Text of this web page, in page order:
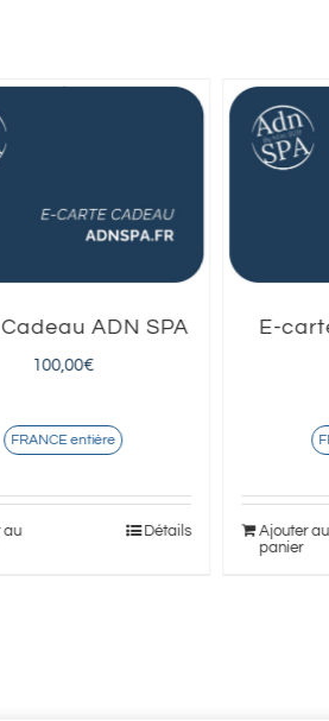
ADN SPA
100,00€
FRANCE entière
au
Détails
E-
Ajouter au
panier